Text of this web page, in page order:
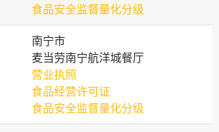
食品安全监督量化分级
南宁市
麦当劳南宁航洋城餐厅
营业执照
食品经营许可证
食品安全监督量化分级